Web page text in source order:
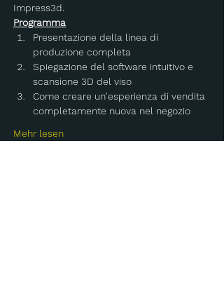
Impress3d.
Programma
Presentazione della linea di
produzione completa
Spiegazione del software intuitivo e
scansione 3D del viso
Come creare un'esperienza di vendita
completamente nuova nel negozio
Mehr lesen